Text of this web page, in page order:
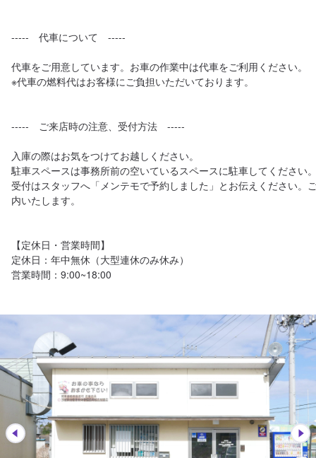
-----　代車について　-----
代車をご用意しています。お車の作業中は代車をご利用ください。
※代車の燃料代はお客様にご負担いただいております。
-----　ご来店時の注意、受付方法　-----
入庫の際はお気をつけてお越しください。
駐車スペースは事務所前の空いているスペースに駐車してください
受付はスタッフへ「メンテモで予約しました」とお伝えください。
内いたします。
【定休日・営業時間】
定休日：年中無休（大型連休のみ休み）
営業時間：9:00~18:00